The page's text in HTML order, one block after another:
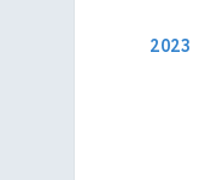
2023